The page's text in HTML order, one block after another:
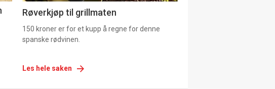
Røverkjøp til grillmaten
150 kroner er for et kupp å regne for denne
spanske rødvinen.
Les hele saken